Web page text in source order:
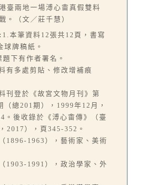
臺兩地一場溥心畬真假雙料
。（文／莊千慧）
1.本筆資料12張共12頁，書寫
球牌稿紙。
下有作者署名。
有多處剪貼、修改增補痕
刊登於《故宮文物月刊》第
（總201期），1999年12月，
。後收錄於《溥心畬傳》（臺
2017），頁345-352。
1896-1963），藝術家、美術
1903-1991），政治學家、外